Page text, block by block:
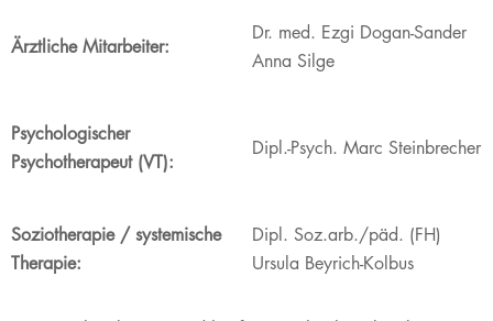
​Ärztliche Mitarbeiter:
Dr. med. Ezgi Dogan-Sander
Anna Silge
​Psychologischer
Psychotherapeut (VT):
​Dipl.-Psych. Marc Steinbrecher
​Soziotherapie / systemische
Therapie:
​Dipl. Soz.arb./päd. (FH)
Ursula Beyrich-Kolbus